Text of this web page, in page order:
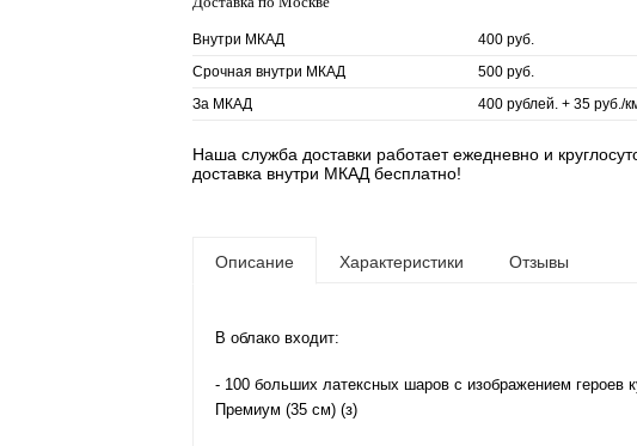
Внутри МКАД 400 руб.
Срочная внутри МКАД
500 руб.
За МКАД
400 рублей. + 35 руб./
Наша служба доставки работает ежедневно и
доставка внутри МКАД бесплатно!
Описание Характеристики Отзывы
В облако входит:
- 100 больших латексных шаров с изображением героев
Премиум (35 см) (з)